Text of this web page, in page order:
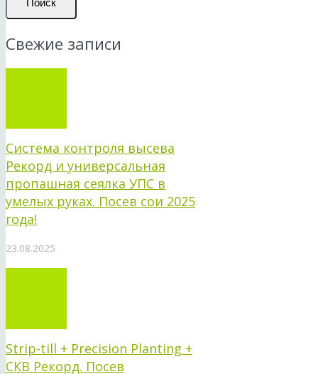
Свежие записи
Система контроля высева
Рекорд и универсальная
пропашная сеялка УПС в
умелых руках. Посев сои 2025
года!
23.08.2025
Strip-till + Precision Planting +
СКВ Рекорд. Посев